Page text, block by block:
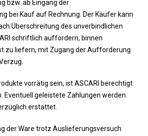
bzw. ab Eingang der
bei Kauf auf Rechnung. Der Käufer kann
Überschreitung des unverbindlichen
schriftlich auffordern, binnen
zu liefern, mit Zugang der Aufforderung
vorrätig sein, ist ASCARI berechtigt
Eventuell geleistete Zahlungen werden
erstattet.
der Ware trotz Auslieferungsversuch